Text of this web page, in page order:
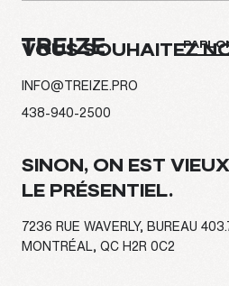
À
VOUS SOUHAITEZ
INFO@TREIZE.PRO
438-940-2500
SINON, ON EST
LE PRÉSENTIEL.
7236 RUE WAVERLY, BUREAU
MONTRÉAL, QC H2R 0C2